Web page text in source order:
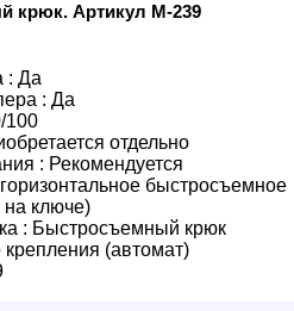
крюк. Артикул M-239
: Да
: Да
100
отдельно
: Рекомендуется
быстросъемное
ключе)
: Быстросъемный крюк
крепления (автомат)